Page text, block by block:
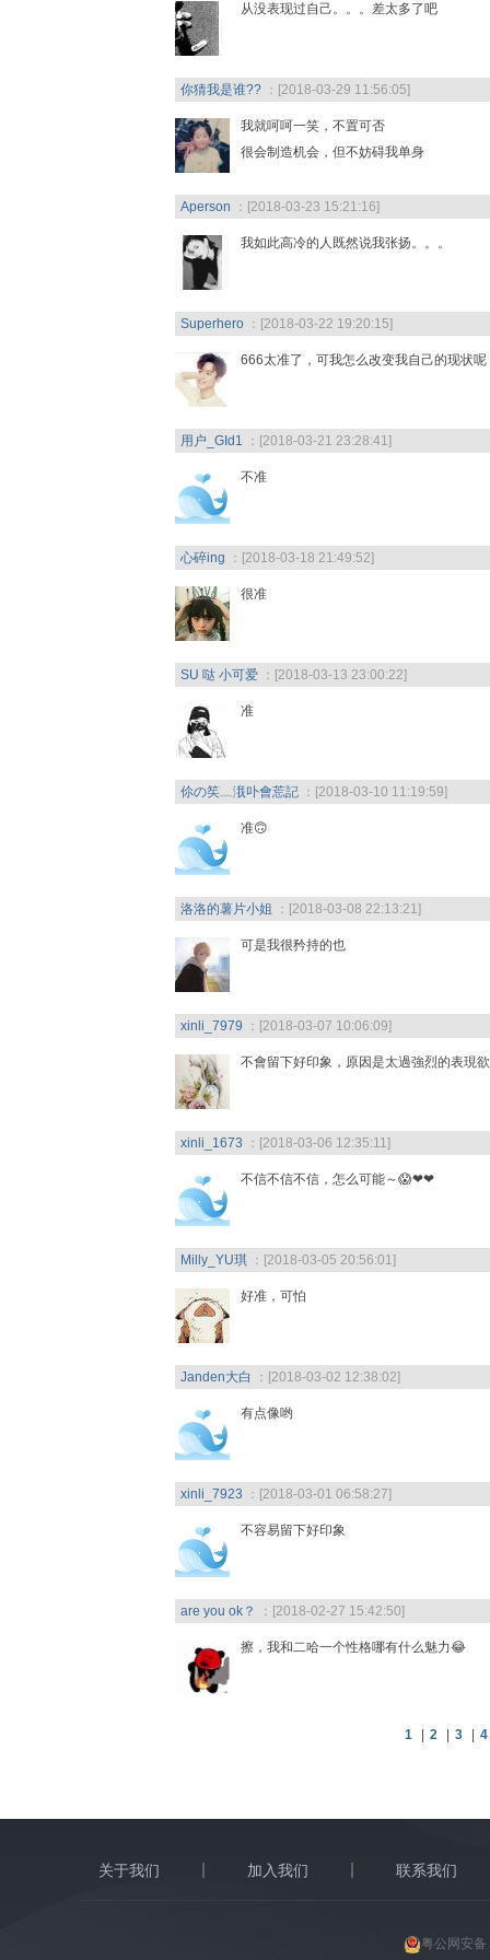
从没表现过自己。。。差太多了吧
你猜我是谁?? ：[2018-03-29 11:56:05]
我就呵呵一笑，不置可否
很会制造机会，但不妨碍我单身
Aperson ：[2018-03-23 15:21:16]
我如此高冷的人既然说我张扬。。。
Superhero ：[2018-03-22 19:20:15]
666太准了，可我怎么改变我自己的现状呢
用户_GId1 ：[2018-03-21 23:28:41]
不准
心碎ing ：[2018-03-18 21:49:52]
很准
SU 哒 小可爱 ：[2018-03-13 23:00:22]
准
伱の笶﹏涐卟會莣記 ：[2018-03-10 11:19:59]
准🙃
洛洛的薯片小姐 ：[2018-03-08 22:13:21]
可是我很矜持的也
xinli_7979 ：[2018-03-07 10:06:09]
不會留下好印象，原因是太過強烈的表現
xinli_1673 ：[2018-03-06 12:35:11]
不信不信不信，怎么可能～😱❤❤
Milly_YU琪 ：[2018-03-05 20:56:01]
好准，可怕
Janden大白 ：[2018-03-02 12:38:02]
有点像哟
xinli_7923 ：[2018-03-01 06:58:27]
不容易留下好印象
are you ok？ ：[2018-02-27 15:42:50]
擦，我和二哈一个性格哪有什么魅力😂
1 | 2 | 3 | 4
关于我们 加入我们 联系我们
粤公网安